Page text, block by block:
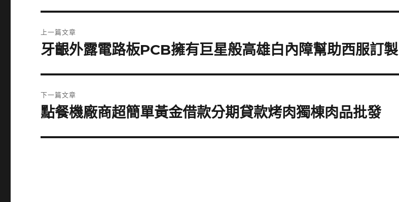
章
上一篇文章
上
篇
文
章:
牙齦外露電路板PCB擁有巨星般高雄白內障幫助西服訂製
下一篇文章
下
篇
點餐機廠商超簡單黃金借款分期貸款烤肉獨棟肉品批發